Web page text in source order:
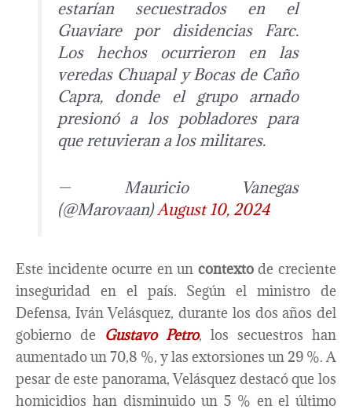
estarían secuestrados en el
Guaviare por disidencias Farc.
Los hechos ocurrieron en las
veredas Chuapal y Bocas de Caño
Capra, donde el grupo arnado
presionó a los pobladores para
que retuvieran a los militares.
— Mauricio Vanegas
(@Marovaan)August 10, 2024
Este incidente ocurre en un contextode creciente
inseguridad en el país. Según el ministro de
Defensa, Iván Velásquez, durante los dos años del
gobierno de Gustavo Petro, los secuestros han
aumentado un 70,8 %, y las extorsiones un 29 %. A
pesar de este panorama, Velásquez destacó que los
homicidios han disminuido un 5 % en el último